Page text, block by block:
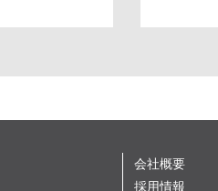
会社概要
採用情報